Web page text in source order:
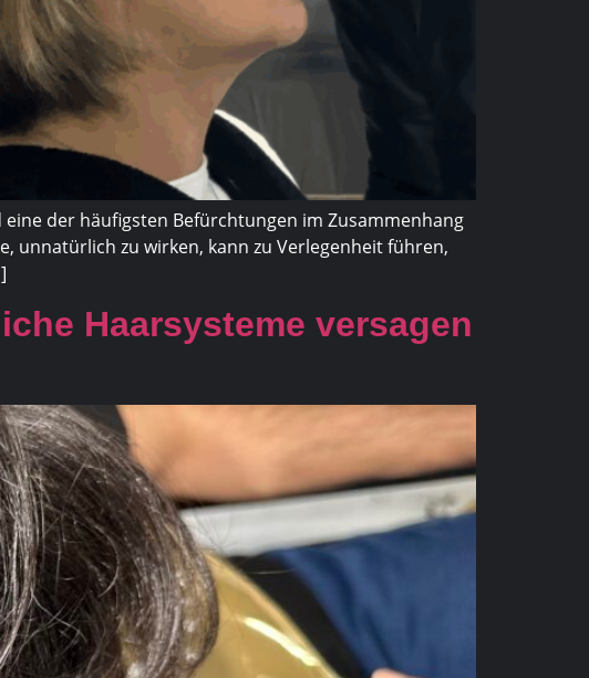
der häufigsten Befürchtungen im Zusammenhang
unnatürlich zu wirken, kann zu Verlegenheit führen,
Haarsysteme versagen